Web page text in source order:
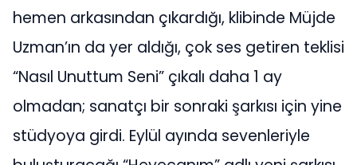
hemen arkasından çıkardığı, klibinde Müjde
Uzman’ın da yer aldığı, çok ses getiren teklisi
“Nasıl Unuttum Seni” çıkalı daha 1 ay
olmadan; sanatçı bir sonraki şarkısı için yine
stüdyoya girdi. Eylül ayında sevenleriyle